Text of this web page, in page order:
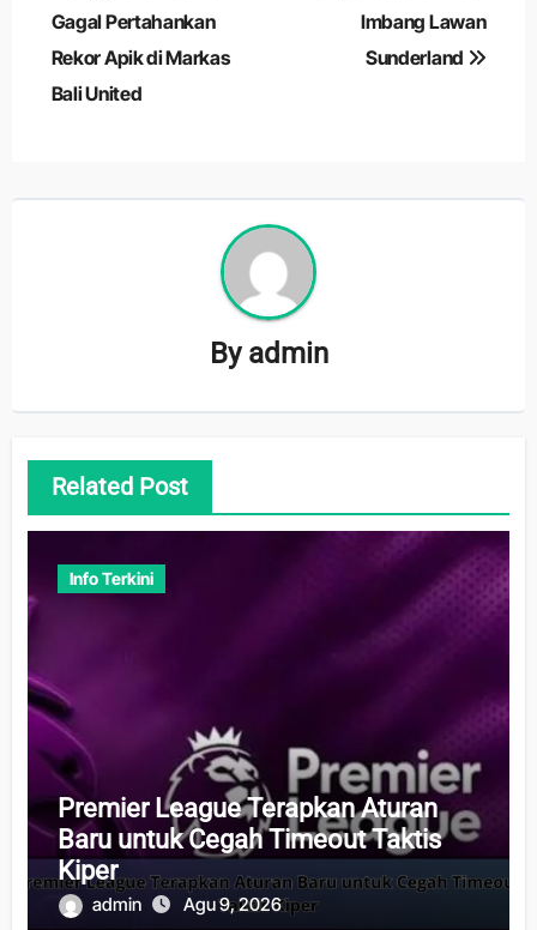
Gagal Pertahankan
Rekor Apik di Markas
Bali United
Imbang Lawan
Sunderland
By admin
Related Post
Info Terkini
Premier League Terapkan Aturan
Baru untuk Cegah Timeout Taktis
Kiper
admin Agu 9, 2026